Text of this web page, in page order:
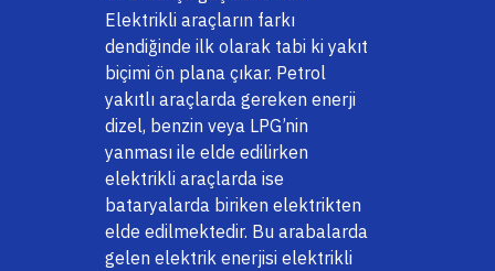
Elektrikli araçların farkı
dendiğinde ilk olarak tabi ki yakıt
biçimi ön plana çıkar. Petrol
yakıtlı araçlarda gereken enerji
dizel, benzin veya LPG’nin
yanması ile elde edilirken
elektrikli araçlarda ise
bataryalarda biriken elektrikten
elde edilmektedir. Bu arabalarda
gelen elektrik enerjisi elektrikli